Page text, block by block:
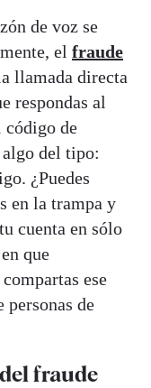
de voz se
el fraude
llamada directa
respondas al
código de
del tipo:
¿Puedes
en la trampa y
cuenta en sólo
que
ese
personas de
fraude